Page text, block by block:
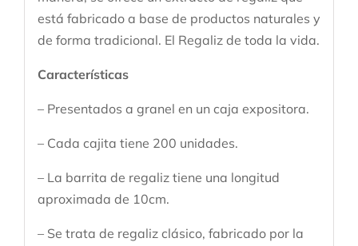
está fabricado a base de productos naturales y
de forma tradicional. El Regaliz de toda la vida.
Características
– Presentados a granel en un caja expositora.
– Cada cajita tiene 200 unidades.
– La barrita de regaliz tiene una longitud
aproximada de 10cm.
– Se trata de regaliz clásico, fabricado por la